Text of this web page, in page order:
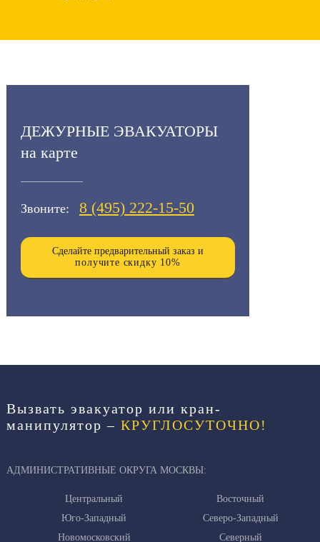
ДЕЖУРНЫЕ ЭВАКУАТОРЫ
на карте
Звоните: 8 (495) 222-15-50
Сделайте предварительный заказ и
получите скидку 10%
Вызвать эвакуатор или кран-
манипулятор – КРУГЛОСУТОЧНО!
АДМИНИСТРАТИВНЫЕ ОКРУГА МОСКВЫ:
Центральный
Восточный
Юго-Западный
Северо-Западный
Новомосковский
Северный